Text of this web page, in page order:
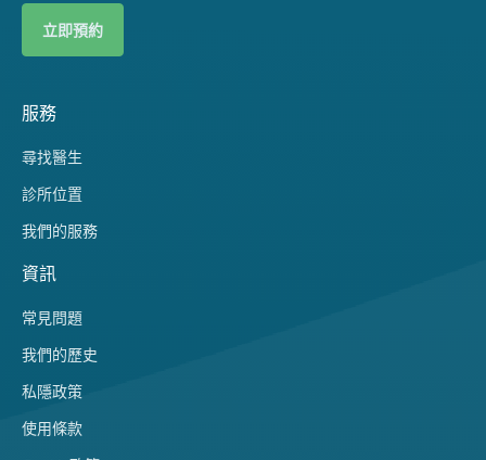
立即預約
服務
尋找醫生
診所位置
我們的服務
資訊
常見問題
我們的歷史
私隱政策
使用條款